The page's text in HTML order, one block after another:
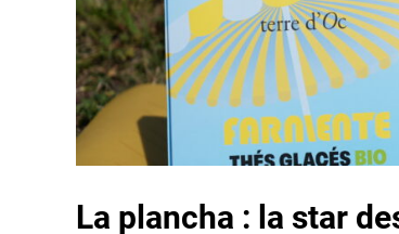
La plancha : la star